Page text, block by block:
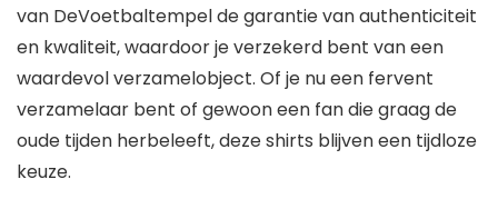
van DeVoetbaltempel de garantie van authenticiteit
en kwaliteit, waardoor je verzekerd bent van een
waardevol verzamelobject. Of je nu een fervent
verzamelaar bent of gewoon een fan die graag de
oude tijden herbeleeft, deze shirts blijven een tijdloze
keuze.